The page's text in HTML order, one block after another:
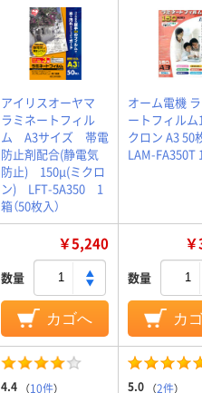
アイリスオーヤマ
ラミネートフィル
ム A3サイズ 帯電
防止剤配合(静電気
防止) 150μ(ミクロ
ン) LFT-5A350 1
箱（50枚入）
オーム電機
ートフィルム
クロン A3 50
LAM-FA350T
￥5,240
数量
カゴへ
数量
カ
4.4 （10件） 5.0 （2件）